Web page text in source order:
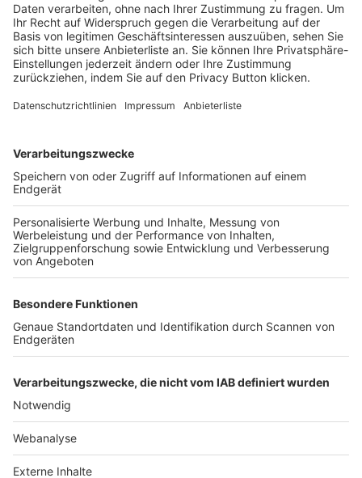
Trainerbörse
Login SpielPlus
FOLGE DEM BFV
TOP-VEREINE
TOP-PARTNER
Nutzungsbedingungen Datenschutz Impressum